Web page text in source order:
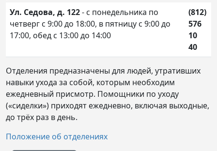
Ул. Седова, д. 122- с понедельника по
четверг с 9:00 до 18:00, в пятницу с 9:00 до
17:00, обед с 13:00 до 14:00
(812)
576
10
40
Отделения предназначены для людей, утративших
навыки ухода за собой, которым необходим
ежедневный присмотр. Помощники по уходу
(«сиделки») приходят ежедневно, включая выходные,
до трёх раз в день.
Положение об отделениях